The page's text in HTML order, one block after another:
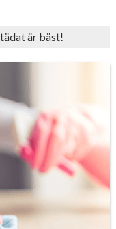
är bäst!